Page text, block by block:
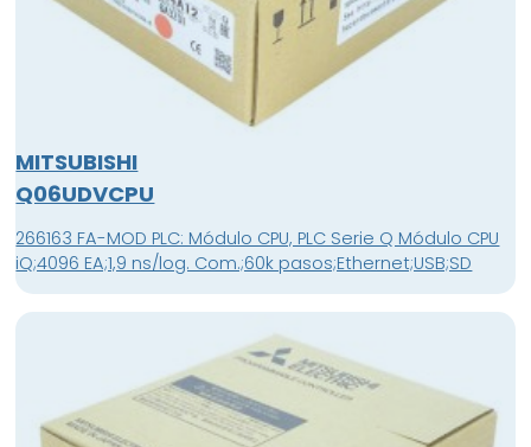
MITSUBISHI
Q06UDVCPU
266163 FA-MOD PLC: Módulo CPU, PLC Serie Q Módulo CPU
iQ;4096 EA;1,9 ns/log. Com.;60k pasos;Ethernet;USB;SD